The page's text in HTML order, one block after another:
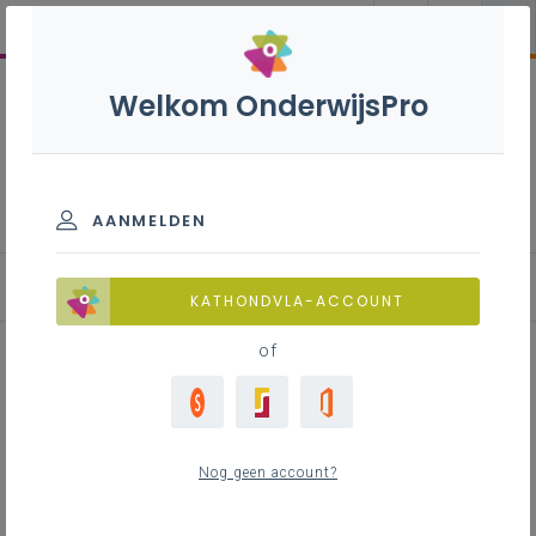
Blog
Bouw verder aan je Europees
Welkom OnderwijsPro
AANMELDEN
KATHONDVLA-ACCOUNT
of
Nog geen account?